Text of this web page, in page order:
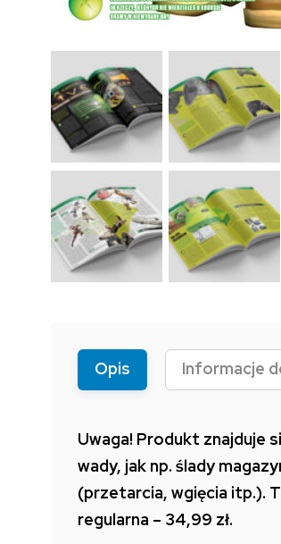
Opis Informacje
Uwaga! Produkt znajduje
wady, jak np. ślady
(przetarcia, wgięcia itp.).
regularna – 34,99 zł.